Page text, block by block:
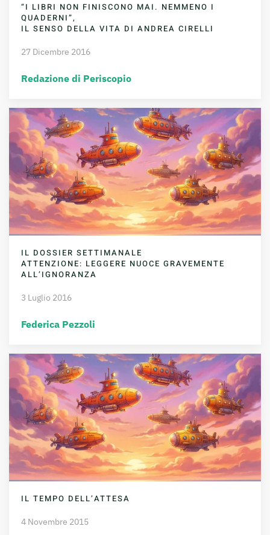
“I LIBRI NON FINISCONO MAI. NEMMENO I
QUADERNI”,
IL SENSO DELLA VITA DI ANDREA CIRELLI
27 Dicembre 2016
Redazione di Periscopio
IL DOSSIER SETTIMANALE
ATTENZIONE: LEGGERE NUOCE GRAVEMENTE
ALL’IGNORANZA
3 Luglio 2016
Federica Pezzoli
IL TEMPO DELL’ATTESA
4 Novembre 2015